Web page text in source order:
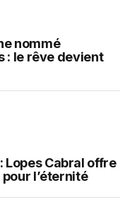
nommé
: le rêve devient
Lopes Cabral offre
l’éternité